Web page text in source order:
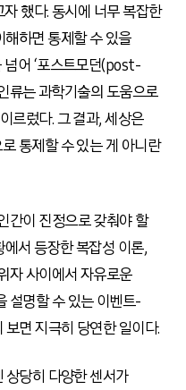
했다. 동시에 너무 복잡한
해하면 통제할 수 있을
넘어 ‘포스트모던(post-
류는 과학기술의 도움으로
르렀다. 그 결과, 세상은
통제할 수 있는 게 아니란
간이 진정으로 갖춰야 할
에서 등장한 복잡성 이론,
자 사이에서 자유로운
설명할 수 있는 이벤트-
면 지극히 당연한 일이다.
상당히 다양한 센서가